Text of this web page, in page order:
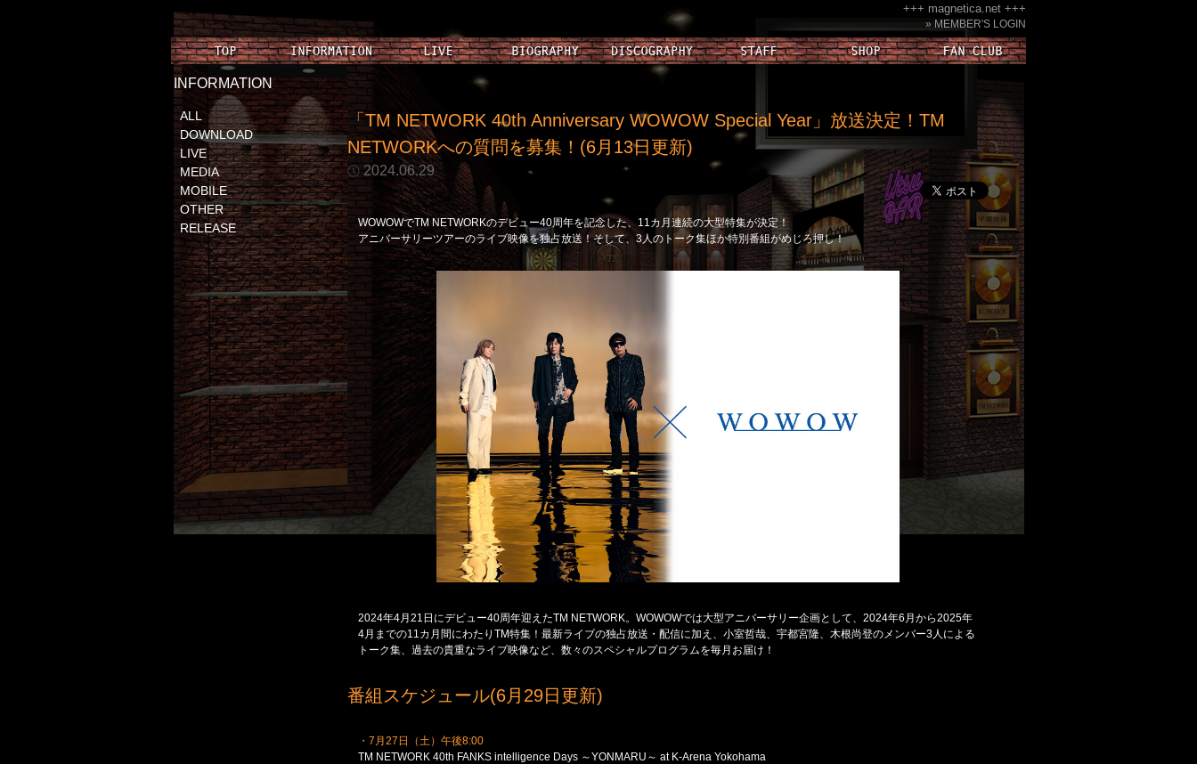
+++ magnetica.net +++
» MEMBER'S LOGIN
INFORMATION
ALL
DOWNLOAD
LIVE
MEDIA
MOBILE
OTHER
RELEASE
「TM NETWORK 40th Anniversary WOWOW Special Year」放送決定！TM
NETWORKへの質問を募集！(6月13日更新)
2024.06.29
WOWOWでTM NETWORKのデビュー40周年を記念した、11カ月連続の大型特集が決定！
アニバーサリーツアーのライブ映像を独占放送！そして、3人のトーク集ほか特別番組がめじろ押し！
2024年4月21日にデビュー40周年迎えたTM NETWORK。WOWOWでは大型アニバーサリー企画として、2024年6月から2025年
4月までの11カ月間にわたりTM特集！最新ライブの独占放送・配信に加え、小室哲哉、宇都宮隆、木根尚登のメンバー3人による
トーク集、過去の貴重なライブ映像など、数々のスペシャルプログラムを毎月お届け！
番組スケジュール(6月29日更新)
・7月27日（土）午後8:00
TM NETWORK 40th FANKS intelligence Days ～YONMARU～ at K-Arena Yokohama